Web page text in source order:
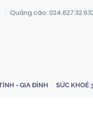
Quảng cáo:
- GIA ĐÌNH SỨC KHOẺ